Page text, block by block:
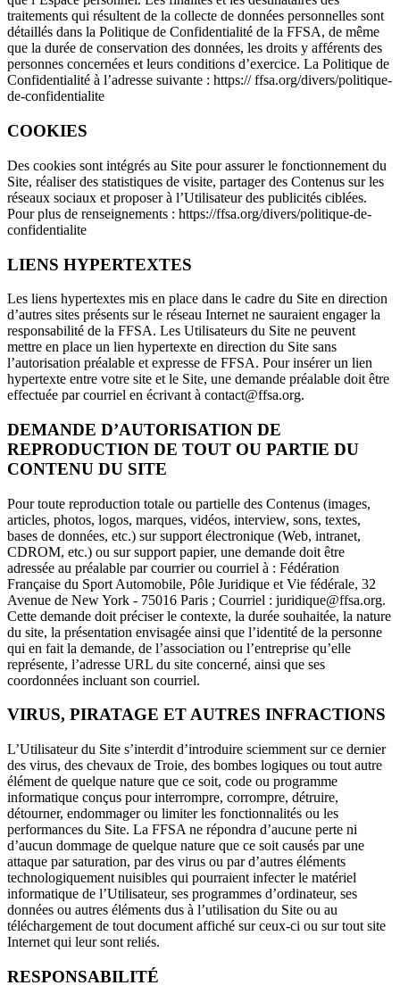
traitements qui résultent de la collecte de données personnelles sont
détaillés dans la Politique de Confidentialité de la FFSA, de même
que la durée de conservation des données, les droits y afférents des
personnes concernées et leurs conditions d’exercice. La Politique de
Confidentialité à l’adresse suivante : https:// ffsa.org/divers/politique-
de-confidentialite
COOKIES
Des cookies sont intégrés au Site pour assurer le fonctionnement du
Site, réaliser des statistiques de visite, partager des Contenus sur les
réseaux sociaux et proposer à l’Utilisateur des publicités ciblées.
Pour plus de renseignements : https://ffsa.org/divers/politique-de-
confidentialite
LIENS HYPERTEXTES
Les liens hypertextes mis en place dans le cadre du Site en direction
d’autres sites présents sur le réseau Internet ne sauraient engager la
responsabilité de la FFSA. Les Utilisateurs du Site ne peuvent
mettre en place un lien hypertexte en direction du Site sans
l’autorisation préalable et expresse de FFSA. Pour insérer un lien
hypertexte entre votre site et le Site, une demande préalable doit être
effectuée par courriel en écrivant à contact@ffsa.org.
DEMANDE D’AUTORISATION DE
REPRODUCTION DE TOUT OU PARTIE DU
CONTENU DU SITE
Pour toute reproduction totale ou partielle des Contenus (images,
articles, photos, logos, marques, vidéos, interview, sons, textes,
bases de données, etc.) sur support électronique (Web, intranet,
CDROM, etc.) ou sur support papier, une demande doit être
adressée au préalable par courrier ou courriel à : Fédération
Française du Sport Automobile, Pôle Juridique et Vie fédérale, 32
Avenue de New York - 75016 Paris ; Courriel : juridique@ffsa.org.
Cette demande doit préciser le contexte, la durée souhaitée, la nature
du site, la présentation envisagée ainsi que l’identité de la personne
qui en fait la demande, de l’association ou l’entreprise qu’elle
représente, l’adresse URL du site concerné, ainsi que ses
coordonnées incluant son courriel.
VIRUS, PIRATAGE ET AUTRES INFRACTIONS
L’Utilisateur du Site s’interdit d’introduire sciemment sur ce dernier
des virus, des chevaux de Troie, des bombes logiques ou tout autre
élément de quelque nature que ce soit, code ou programme
informatique conçus pour interrompre, corrompre, détruire,
détourner, endommager ou limiter les fonctionnalités ou les
performances du Site. La FFSA ne répondra d’aucune perte ni
d’aucun dommage de quelque nature que ce soit causés par une
attaque par saturation, par des virus ou par d’autres éléments
technologiquement nuisibles qui pourraient infecter le matériel
informatique de l’Utilisateur, ses programmes d’ordinateur, ses
données ou autres éléments dus à l’utilisation du Site ou au
téléchargement de tout document affiché sur ceux-ci ou sur tout site
Internet qui leur sont reliés.
RESPONSABILITÉ